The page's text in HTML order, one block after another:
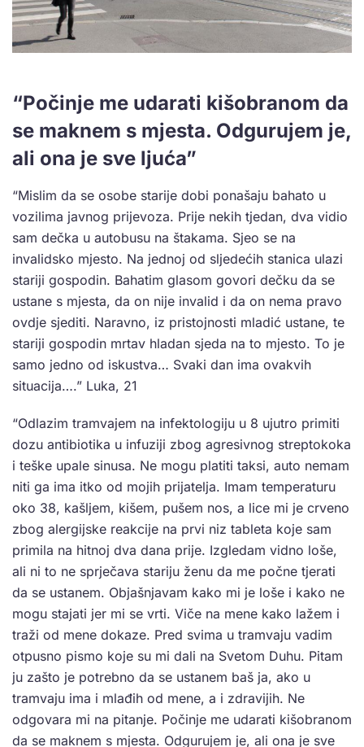
“Počinje me udarati kišobranom da
se maknem s mjesta. Odgurujem je,
ali ona je sve ljuća”
“Mislim da se osobe starije dobi ponašaju bahato u
vozilima javnog prijevoza. Prije nekih tjedan, dva vidio
sam dečka u autobusu na štakama. Sjeo se na
invalidsko mjesto. Na jednoj od sljedećih stanica ulazi
stariji gospodin. Bahatim glasom govori dečku da se
ustane s mjesta, da on nije invalid i da on nema pravo
ovdje sjediti. Naravno, iz pristojnosti mladić ustane, te
stariji gospodin mrtav hladan sjeda na to mjesto. To je
samo jedno od iskustva… Svaki dan ima ovakvih
situacija….” Luka, 21
“Odlazim tramvajem na infektologiju u 8 ujutro primiti
dozu antibiotika u infuziji zbog agresivnog streptokoka
i teške upale sinusa. Ne mogu platiti taksi, auto nemam
niti ga ima itko od mojih prijatelja. Imam temperaturu
oko 38, kašljem, kišem, pušem nos, a lice mi je crveno
zbog alergijske reakcije na prvi niz tableta koje sam
primila na hitnoj dva dana prije. Izgledam vidno loše,
ali ni to ne sprječava stariju ženu da me počne tjerati
da se ustanem. Objašnjavam kako mi je loše i kako ne
mogu stajati jer mi se vrti. Viče na mene kako lažem i
traži od mene dokaze. Pred svima u tramvaju vadim
otpusno pismo koje su mi dali na Svetom Duhu. Pitam
ju zašto je potrebno da se ustanem baš ja, ako u
tramvaju ima i mlađih od mene, a i zdravijih. Ne
odgovara mi na pitanje. Počinje me udarati kišobranom
da se maknem s mjesta. Odgurujem je, ali ona je sve